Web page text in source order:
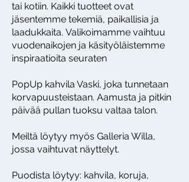
tai kotiin. Kaikki tuotteet ovat
jäsentemme tekemiä, paikallisia ja
laadukkaita. Valikoimamme vaihtuu
vuodenaikojen ja käsityöläistemme
inspiraatioita seuraten
PopUp kahvila Vaski, joka tunnetaan
korvapuusteistaan. Aamusta ja pitkin
päivää pullan tuoksu valtaa talon.
Meiltä löytyy myös Galleria Willa,
jossa vaihtuvat näyttelyt.
Puodista löytyy: kahvila, koruja,